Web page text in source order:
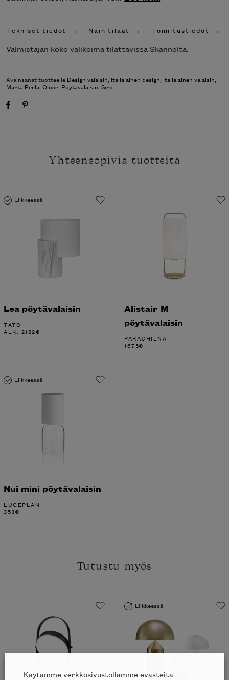
Tekniset tiedot Näin tilaat Toimitustiedot
Valmistajan koko valikoima tilattavissa Skannolta.
Avainsanat tuotteelle Design valaisin, Italialainen design, Italialainen valaisin,
Marta Perla, Oluce, Pöytävalaisin, Siro
Yhteensopivia tuotteita
Liikkeessä
Lea pöytävalaisin
TATO
ALK. 2182€
Alistair M
pöytävalaisin
PARACHILNA
1675€
Liikkeessä
Nui mini pöytävalaisin
LUCEPLAN
353€
Tutustu myös
Liikkeessä
Käytämme verkkosivustollamme evästeitä